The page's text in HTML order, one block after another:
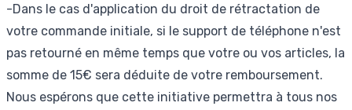
-Dans le cas d'application du droit de rétractation de
votre commande initiale, si le support de téléphone n'est
pas retourné en même temps que votre ou vos articles, la
somme de 15€ sera déduite de votre remboursement.
Nous espérons que cette initiative permettra à tous nos